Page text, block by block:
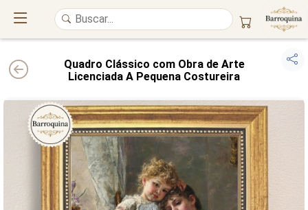
UM ATELIÊ 100% FINE ART
Quadro Clássico com Obra de Arte
Licenciada A Pequena Costureira